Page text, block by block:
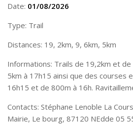
Date: 01/08/2026
Type: Trail
Distances: 19, 2km, 9, 6km, 5km
Informations: Trails de 19,2km et
5km à 17h15 ainsi que des courses
16h15 et de 800m à 16h.
Contacts: Stéphane Lenoble La
Mairie, Le bourg, 87120 NEdde 05